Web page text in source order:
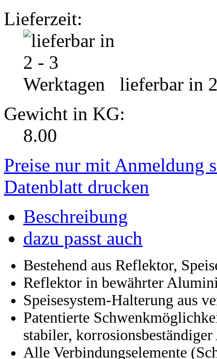
Lieferzeit:
lieferbar in
Gewicht in KG:
8.00
Preise nur mit Anmeldung
Datenblatt drucken
Beschreibung
dazu passt auch
Bestehend aus Reflektor,
Reflektor in bewährter
Speisesystem-Halterung aus
Patentierte
stabiler,
Alle Verbindungselemente